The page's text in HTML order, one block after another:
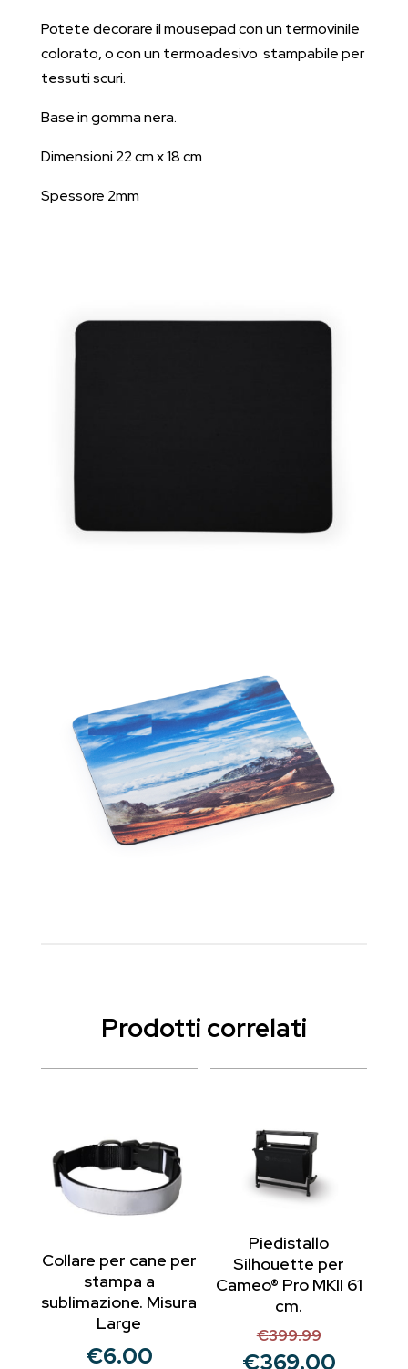
Potete decorare il mousepad con un termovinile
colorato, o con un termoadesivo stampabile per
tessuti scuri.
Base in gomma nera.
Dimensioni 22 cm x 18 cm
Spessore 2mm
Prodotti correlati
Collare per cane per
stampa a
sublimazione. Misura
Large
€6.00
Piedistallo
Silhouette per
Cameo® Pro MKII 61
cm.
€399.99Il
prezzo
€369.00Il